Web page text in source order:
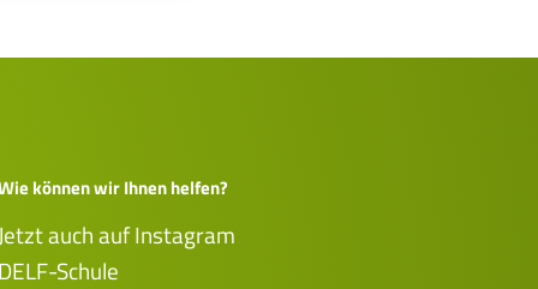
können wir Ihnen helfen?
auch auf Instagram
Schule